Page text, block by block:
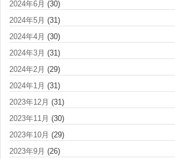
2024年6月 (30)
2024年5月 (31)
2024年4月 (30)
2024年3月 (31)
2024年2月 (29)
2024年1月 (31)
2023年12月 (31)
2023年11月 (30)
2023年10月 (29)
2023年9月 (26)